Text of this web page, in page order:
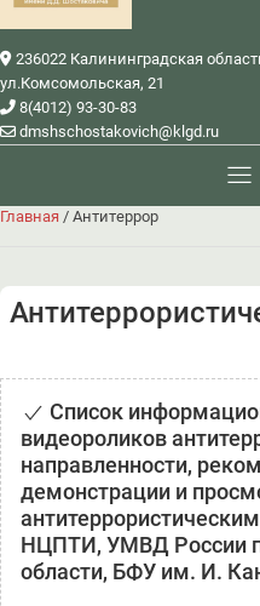
236022 Калининградская
ул.Комсомольская, 21
8(4012) 93-30-83
dmshschostakovich@klgd.ru
Главная / Антитеррор
Список
видеороликов
направленности,
демонстрации и
НЦПТИ, УМВД России
области, БФУ им. И.